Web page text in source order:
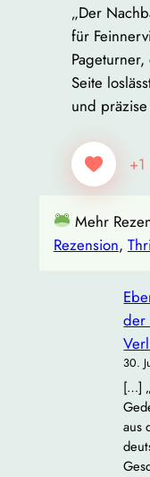
„Der
für
Seite
und
+1
Mehr
Rezension,
der
30.
[…]
aus